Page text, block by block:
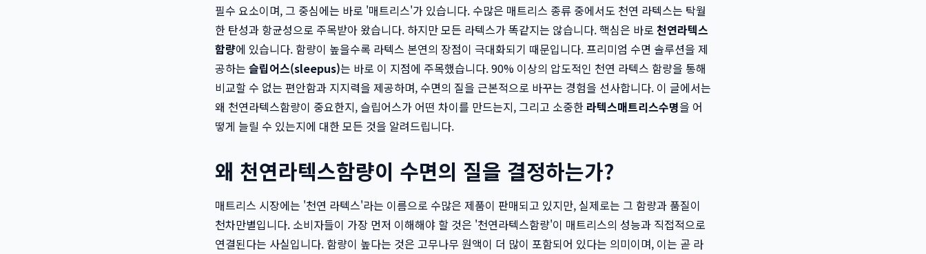
필수 요소이며, 그 중심에는 바로 '매트리스'가 있습니다. 수많은 매트리스 종류 중에서도 천연 라텍스는 탁월
한 탄성과 항균성으로 주목받아 왔습니다. 하지만 모든 라텍스가 똑같지는 않습니다. 핵심은 바로 천연라텍스
함량에 있습니다. 함량이 높을수록 라텍스 본연의 장점이 극대화되기 때문입니다. 프리미엄 수면 솔루션을 제
공하는 슬립어스(sleepus)는 바로 이 지점에 주목했습니다. 90% 이상의 압도적인 천연 라텍스 함량을 통해
비교할 수 없는 편안함과 지지력을 제공하며, 수면의 질을 근본적으로 바꾸는 경험을 선사합니다. 이 글에서는
왜 천연라텍스함량이 중요한지, 슬립어스가 어떤 차이를 만드는지, 그리고 소중한 라텍스매트리스수명을 어
떻게 늘릴 수 있는지에 대한 모든 것을 알려드립니다.
왜 천연라텍스함량이 수면의 질을 결정하는가?
매트리스 시장에는 '천연 라텍스'라는 이름으로 수많은 제품이 판매되고 있지만, 실제로는 그 함량과 품질이
천차만별입니다. 소비자들이 가장 먼저 이해해야 할 것은 '천연라텍스함량'이 매트리스의 성능과 직접적으로
연결된다는 사실입니다. 함량이 높다는 것은 고무나무 원액이 더 많이 포함되어 있다는 의미이며, 이는 곧 라